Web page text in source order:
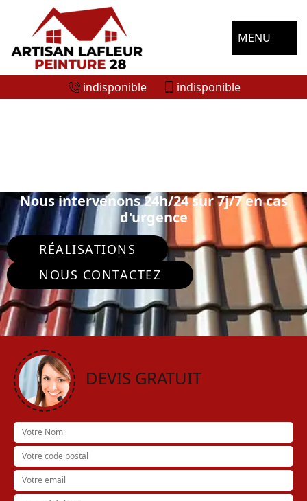
MENU
indisponible indisponible
Nous intervenons 24h/24 sur 7j/7 en cas
d'urgence
RÉALISATIONS
NOUS CONTACTEZ
DEVIS GRATUIT